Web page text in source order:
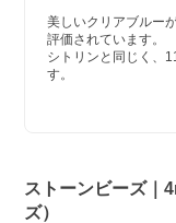
美しいクリアブルー
評価されています。
シトリンと同じく、
す。
ストーンビーズ｜
ズ）